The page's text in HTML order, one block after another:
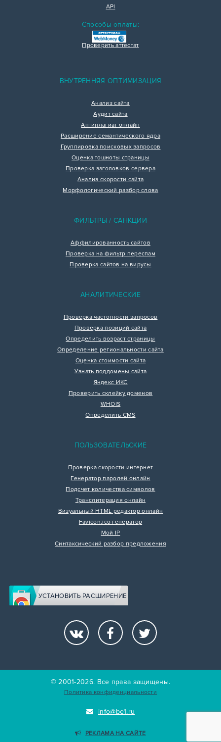
API
Способы оплаты:
Проверить аттестат
ВНУТРЕННЯЯ ОПТИМИЗАЦИЯ
Анализ сайта
Аудит сайта
Антиплагиат онлайн
Расширение семантического ядра
Группировка поисковых запросов
Оценка тошноты страницы
Проверка заголовков сервера
Анализ скорости сайта
Морфологический разбор слова
ФИЛЬТРЫ / САНКЦИИ
Аффилированность сайтов
Проверка на фильтр переспам
Проверка сайтов на вирусы
АНАЛИТИЧЕСКИЕ
Проверка частотности запросов
Проверка позиций сайта
Определить возраст страницы
Определение региональности сайта
Оценка стоимости сайта
Узнать поддомены сайта
Яндекс ИКС
Проверить склейку доменов
WHOIS
Определить CMS
ПОЛЬЗОВАТЕЛЬСКИЕ
Проверка скорости интернет
Генератор паролей онлайн
Подсчет количества символов
Транслитерация онлайн
Визуальный HTML редактор онлайн
Favicon.ico генератор
Мой IP
Синтаксический разбор предложения
УСТАНОВИТЬ РАСШИРЕНИЕ
© 2001-2026. Все права защищены.
Политика конфиденциальности
info@be1.ru
РЕКЛАМА НА САЙТЕ